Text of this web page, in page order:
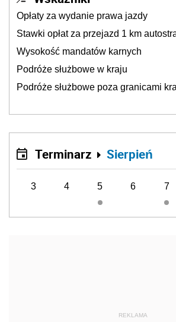
Opłaty za wydanie prawa jazdy
Stawki opłat za przejazd 1 km
Wysokość mandatów karnych
Podróże służbowe w kraju
Podróże służbowe poza granicami
Terminarz Sierpień
3 4 5 6 7
REKLAMA